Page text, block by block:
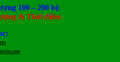
100 – 200 bộ
& Thời điểm